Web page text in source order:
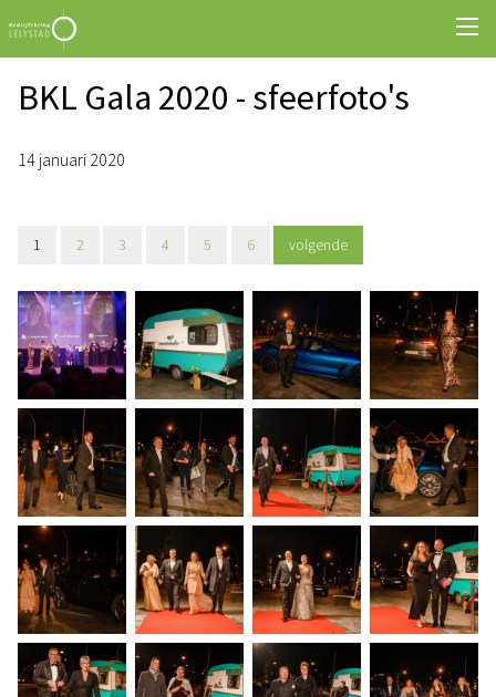
BKL Gala 2020 - sfeerfoto's
14 januari 2020
1 2 3 4 5 6 volgende